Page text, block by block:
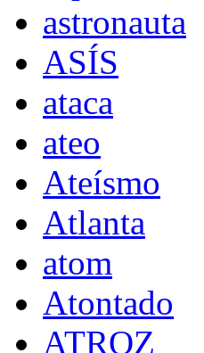
astronauta
ASÍS
ataca
ateo
Ateísmo
Atlanta
atom
Atontado
ATROZ